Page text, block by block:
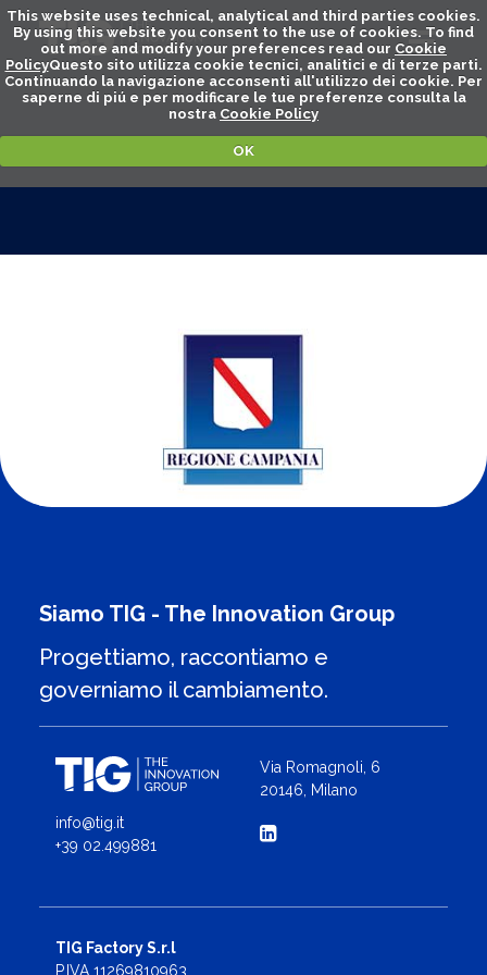
This website uses technical, analytical and third parties cookies.
By using this website you consent to the use of cookies. To find
out more and modify your preferences read our Cookie
PolicyQuesto sito utilizza cookie tecnici, analitici e di terze parti.
Continuando la navigazione acconsenti all'utilizzo dei cookie. Per
saperne di piú e per modificare le tue preferenze consulta la
nostra Cookie Policy
OK
Siamo TIG - The Innovation Group
Progettiamo, raccontiamo e
governiamo il cambiamento.
info@tig.it
+39 02.499881
Via Romagnoli, 6
20146, Milano
TIG Factory S.r.l
P.IVA 11269810963